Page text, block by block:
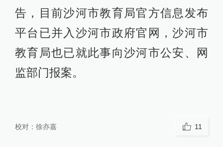
告，目前沙河市教育局官方信息发布
平台已并入沙河市政府官网，沙河市
教育局也已就此事向沙河市公安、网
监部门报案。
校对： 徐亦嘉 11